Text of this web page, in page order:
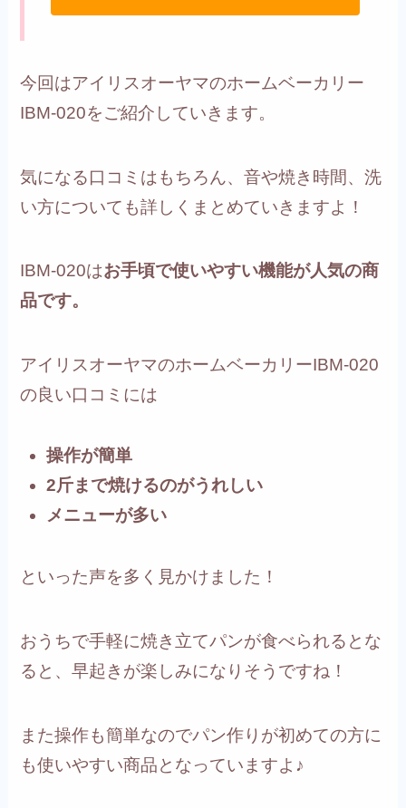
今回はアイリスオーヤマのホームベーカリー
IBM-020をご紹介していきます。
気になる口コミはもちろん、音や焼き時間、洗
い方についても詳しくまとめていきますよ！
IBM-020はお手頃で使いやすい機能が人気の商
品です。
アイリスオーヤマのホームベーカリーIBM-020
の良い口コミには
操作が簡単
2斤まで焼けるのがうれしい
メニューが多い
といった声を多く見かけました！
おうちで手軽に焼き立てパンが食べられるとな
ると、早起きが楽しみになりそうですね！
また操作も簡単なのでパン作りが初めての方に
も使いやすい商品となっていますよ♪